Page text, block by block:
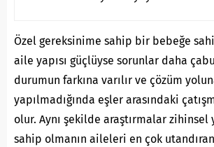
Özel gereksinime sahip bir bebeğe
aile yapısı güçlüyse sorunlar daha
durumun farkına varılır ve çözüm
yapılmadığında eşler arasındaki
olur. Aynı şekilde araştırmalar zihinsel
sahip olmanın aileleri en çok